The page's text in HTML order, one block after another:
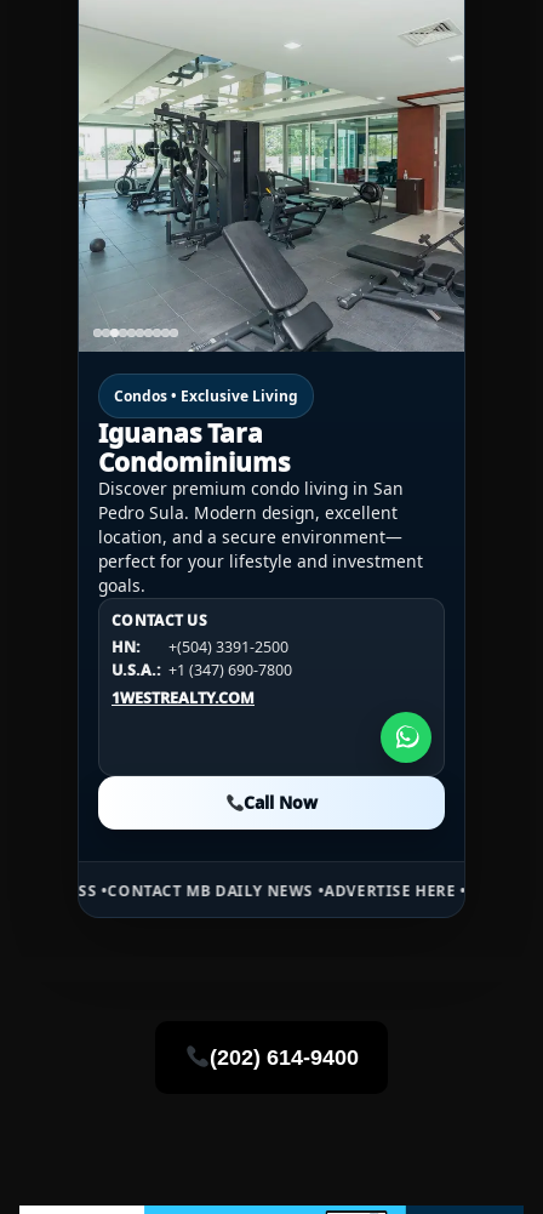
Condos • Exclusive Living
Iguanas Tara
Condominiums
Discover premium condo living in San
Pedro Sula. Modern design, excellent
location, and a secure environment—
perfect for your lifestyle and investment
goals.
CONTACT US
HN:
+(504) 3391-2500
U.S.A.: +1 (347) 690-7800
1WESTREALTY.COM
Call Now
CONTACT US
HN:
+(504) 3391-2500
U.S.A.:
+1 (984) 246-2100
1WESTREALTY.COM
CONTACT US
HN:
+(504) 3391-2500
U.S.A.: +1 (984) 246-2100
1WESTREALTY.COM
Call Now
CONTACT MB DAILY NEWS •ADVERTISE HERE •PREMIUM
(202) 614-9400